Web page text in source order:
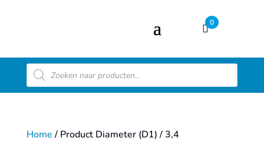
0
Producten
zoeken
Home/ Product Diameter (D1) / 3,4